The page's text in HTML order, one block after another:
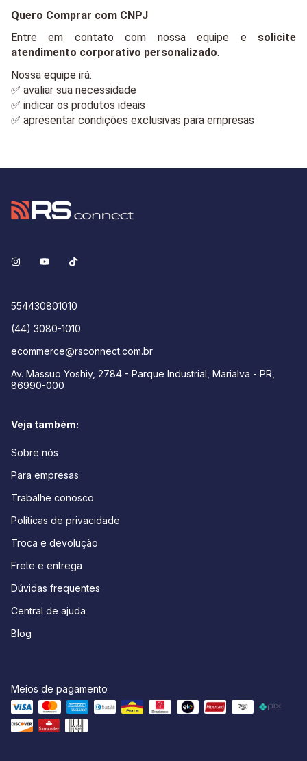
Quero Comprar com CNPJ
Entre em contato com nossa equipe e solicite
atendimento corporativo personalizado.
Nossa equipe irá:
✅ avaliar sua necessidade
✅ indicar os produtos ideais
✅ apresentar condições exclusivas para empresas
554430801010
(44) 3080-1010
ecommerce@rsconnect.com.br
Av. Massuo Yoshiy, 2784 - Parque Industrial, Marialva - PR,
86990-000
Veja também:
Sobre nós
Para empresas
Trabalhe conosco
Políticas de privacidade
Troca e devolução
Frete e entrega
Dúvidas frequentes
Central de ajuda
Blog
Meios de pagamento